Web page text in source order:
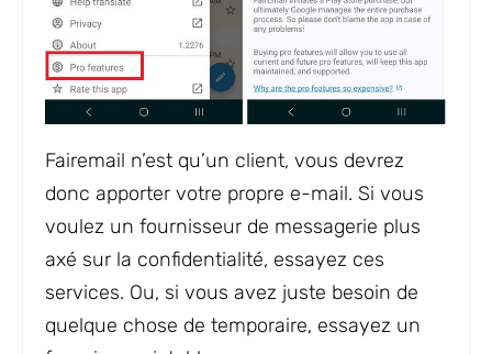
Fairemail n’est qu’un client, vous devrez
donc apporter votre propre e-mail. Si vous
voulez un fournisseur de messagerie plus
axé sur la confidentialité, essayez ces
services. Ou, si vous avez juste besoin de
quelque chose de temporaire, essayez un